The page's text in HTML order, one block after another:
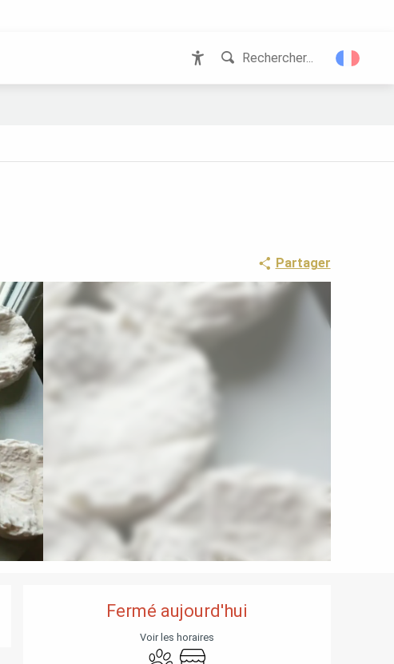
Rechercher...
Partager
OUVERTURE ET
Fermé aujourd'hui
Voir les horaires
Animaux acceptés
Boutique